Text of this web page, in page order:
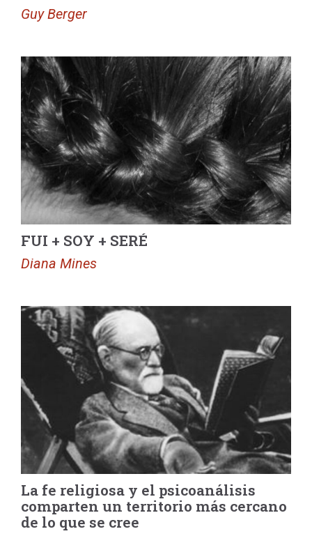
Guy Berger
FUI + SOY + SERÉ
Diana Mines
La fe religiosa y el psicoanálisis
comparten un territorio más cercano
de lo que se cree